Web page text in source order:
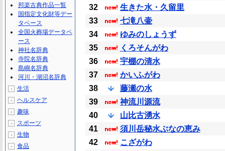
32
生きた水・久留里
33
七滝八壷
34
ゆみのしょうず
35
くろそんがわ
36
宇棚の清水
37
かいふがわ
38
藤瀬の水
39
神流川源流
40
山比古湧水
41
須川岳秘水ぶなの恵み
42
こざがわ
邦楽古典作品一覧
国指定文化財等デー
タベース
全国火葬場データベ
ース
神社名辞典
寺院名辞典
島嶼名辞典
河川・湖沼名辞典
＋ 生活
＋ ヘルスケア
＋ 趣味
＋ スポーツ
＋ 生物
＋ 食品